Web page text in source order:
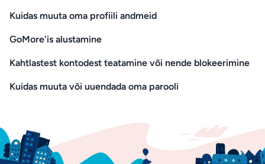
Kuidas muuta oma profiili andmeid
GoMore'is alustamine
Kahtlastest kontodest teatamine või nende blokeerimine
Kuidas muuta või uuendada oma parooli